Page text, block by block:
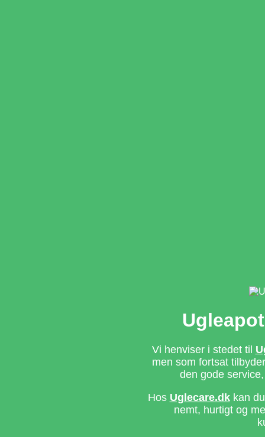
Vi henviser i stedet til
men som fortsat
den gode
Hos Uglecare.dkkan du
nemt, hurtigt og